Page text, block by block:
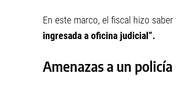
En este marco, el fiscal hizo
ingresada a oficina judicial”.
Amenazas a un policía